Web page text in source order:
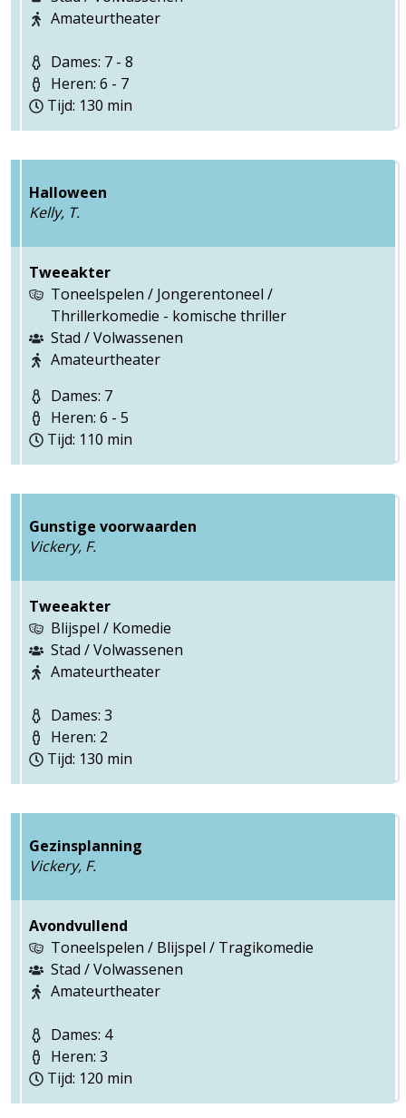
Amateurtheater
Dames: 7 - 8
Heren: 6 - 7
Tijd: 130 min
Halloween
Kelly, T.
Tweeakter
Toneelspelen / Jongerentoneel /
Thrillerkomedie - komische thriller
Stad / Volwassenen
Amateurtheater
Dames: 7
Heren: 6 - 5
Tijd: 110 min
Gunstige voorwaarden
Vickery, F.
Tweeakter
Blijspel / Komedie
Stad / Volwassenen
Amateurtheater
Dames: 3
Heren: 2
Tijd: 130 min
Gezinsplanning
Vickery, F.
Avondvullend
Toneelspelen / Blijspel / Tragikomedie
Stad / Volwassenen
Amateurtheater
Dames: 4
Heren: 3
Tijd: 120 min